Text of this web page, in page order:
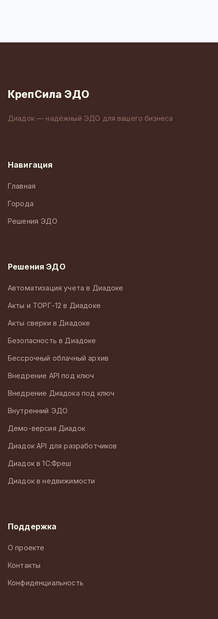
КрепСила ЭДО
Диадок — надёжный ЭДО для вашего бизнеса
Навигация
Главная
Города
Решения ЭДО
Решения ЭДО
Автоматизация учета в Диадоке
Акты и ТОРГ-12 в Диадоке
Акты сверки в Диадоке
Безопасность в Диадоке
Бессрочный облачный архив
Внедрение API под ключ
Внедрение Диадока под ключ
Внутренний ЭДО
Демо-версия Диадок
Диадок API для разработчиков
Диадок в 1С:Фреш
Диадок в недвижимости
Поддержка
О проекте
Контакты
Конфиденциальность